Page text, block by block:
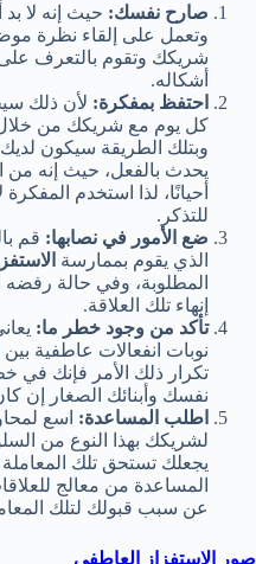
صارح نفسك: حيث إنه لا
وتعمل على إلقاء نظرة
شريكك وتقوم بالتعرف
أشكاله.
احتفظ بمفكرة: لأن ذلك
كل يوم مع شريكك من خلال
وبتلك الطريقة سيكون
يحدث بالفعل، حيث إنه من
أحيانًا، لذا استخدم المفكرة
للتذكر.
ضع الأمور في نصابها: قم
الذي يقوم بممارسة
المطلوبة، وفي حالة رفضه
إنهاء تلك العلاقة.
تأكد من وجود خطر ما:
نوبات انفعالات عاطفية
تكرار ذلك الأمر فإنك في
نفسك وأبنائك الصغار إن
اطلب المساعدة: اسع
لشريكك بهذا النوع من
يجعلك تستحق تلك
المساعدة من معالج
عن سبب قبولك لتلك
صور الاستفزاز العاطفي